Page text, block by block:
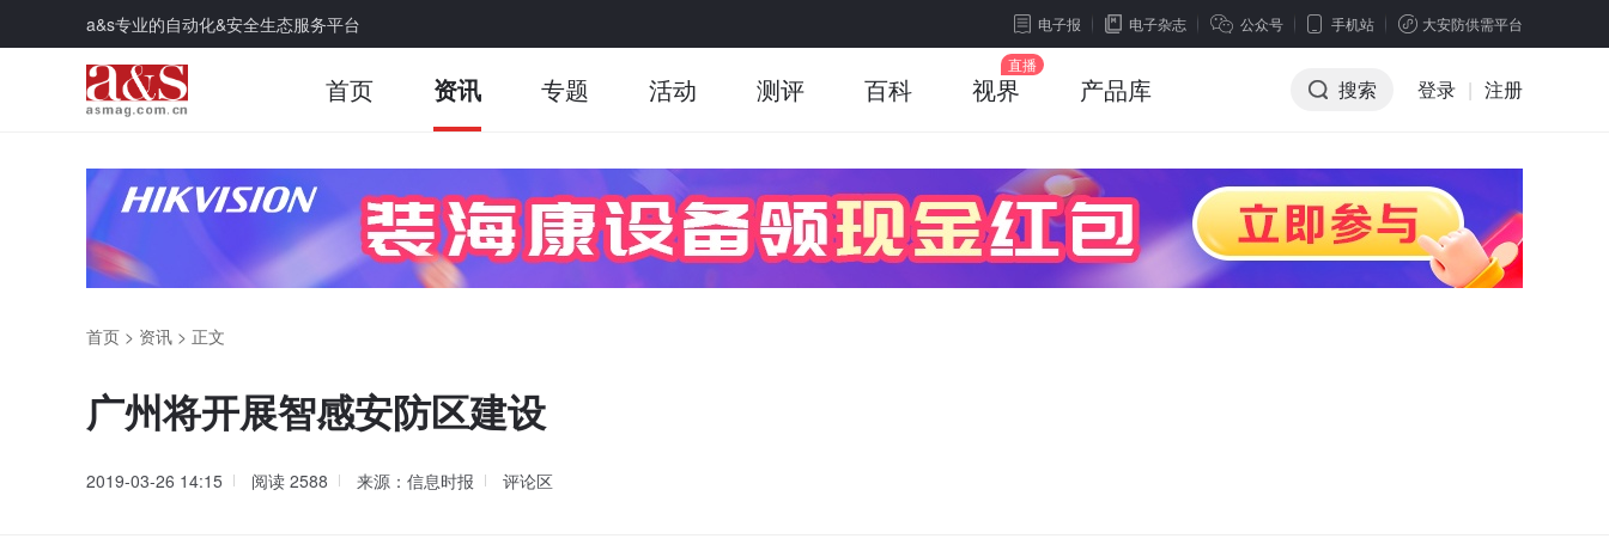
a&s专业的自动化&安全生态服务平台 电子报 电子杂志 公众号 手机站 大安防供需平台
首页 资讯 专题 活动 测评 百科 视界 产品库 搜索 登录 | 注册
首页 > 资讯 > 正文
广州将开展智感安防区建设
2019-03-26 14:15 阅读 2588 来源：信息时报 评论区